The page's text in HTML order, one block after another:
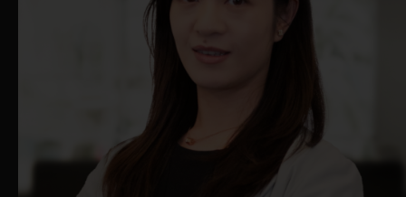
定。您应阅读相关发售文件以了解详细资
料，包括风险因素披露。
投资涉及风险。所提供的过往业绩表现的
资料並不代表未来的业绩表现。投资价值
及其任何收入可升可跌，且不受保证。投